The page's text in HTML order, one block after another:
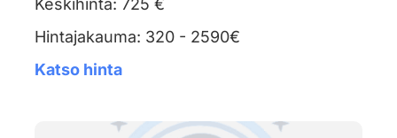
Keskihinta: 725 €
Hintajakauma: 320 - 2590€
Katso hinta